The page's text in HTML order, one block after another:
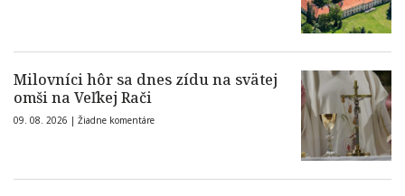
Milovníci hôr sa dnes zídu na svätej
omši na Veľkej Rači
09. 08. 2026 | Žiadne komentáre